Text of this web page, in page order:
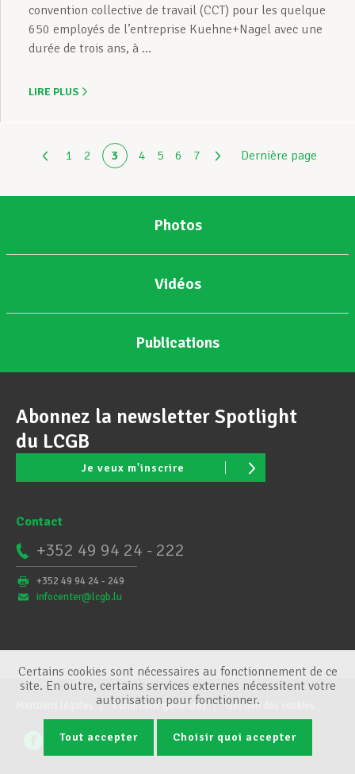
convention collective de travail (CCT) pour les quelque
650 employés de l’entreprise Kuehne+Nagel avec une
durée de trois ans, à ...
LIRE PLUS
1 2 3 4 5 6 7 Dernière page
Photos
Vidéos
Publications
Abonnez la newsletter Spotlight
du LCGB
Je veux m'inscrire
Contact
+352 49 94 24 - 222
+352 49 94 24 - 249
infocenter@lcgb.lu
Conditions générales Gestion des cookies
Certains cookies sont nécessaires au fonctionnement de ce
site. En outre, certains services externes nécessitent votre
autorisation pour fonctionner.
Tout accepter Choisir quoi accepter